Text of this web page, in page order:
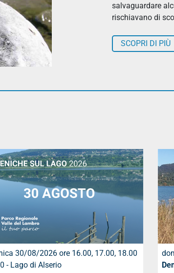
salvaguardare
rischiavano di
SCOPRI DI PIÙ
30/08/2026 ore 16.00, 17.00, 18.00
- Lago di Alserio